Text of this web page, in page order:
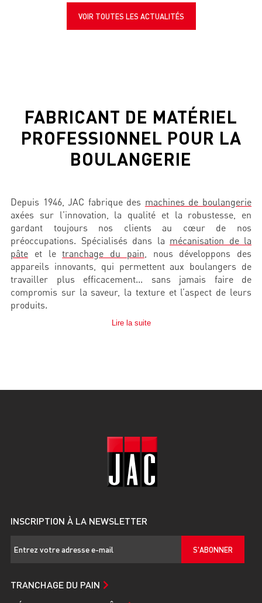
VOIR TOUTES LES ACTUALITÉS
FABRICANT DE MATÉRIEL
PROFESSIONNEL POUR LA
BOULANGERIE
Depuis 1946, JAC fabrique des machines de boulangerie
axées surl’innovation, la qualité et la robustesse , en
gardant toujours nos clientsau cœur de nos
préoccupations. Spécialisés dans la mécanisation de la
pâte et letranchage du pain , nous développons des
appareils innovants, qui permettent aux boulangers de
travailler plus efficacement... sans jamais faire de
compromis sur la saveur, la texture et l’aspect de leurs
produits.
Lire la suite
INSCRIPTION À LA NEWSLETTER
S'ABONNER
TRANCHAGE DU PAIN